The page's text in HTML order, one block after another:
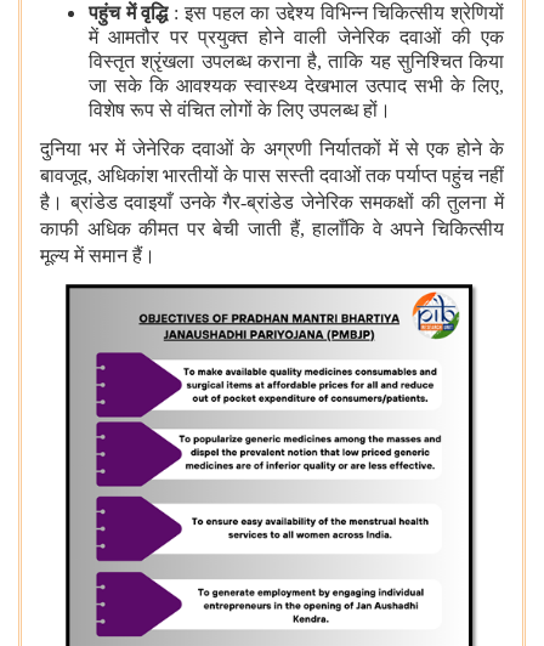
पहुंच में वृद्धि: इस पहल का उद्देश्य विभिन्न चिकित्सीय श्रेणियों
में आमतौर पर प्रयुक्त होने वाली जेनेरिक दवाओं की एक
विस्तृत श्रृंखला उपलब्ध कराना है, ताकि यह सुनिश्चित किया
जा सके कि आवश्यक स्वास्थ्य देखभाल उत्पाद सभी के लिए,
विशेष रूप से वंचित लोगों के लिए उपलब्ध हों।
दुनिया भर में जेनेरिक दवाओं के अग्रणी निर्यातकों में से एक होने के
बावजूद, अधिकांश भारतीयों के पास सस्ती दवाओं तक पर्याप्त पहुंच नहीं
है। ब्रांडेड दवाइयाँ उनके गैर-ब्रांडेड जेनेरिक समकक्षों की तुलना में
काफी अधिक कीमत पर बेची जाती हैं, हालाँकि वे अपने चिकित्सीय
मूल्य में समान हैं।